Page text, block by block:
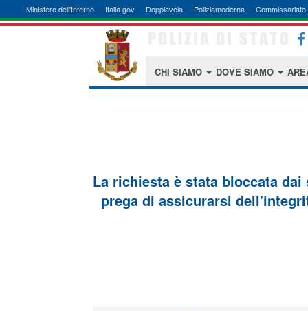
Ministero dell'Interno Italia.gov Doppiavela Poliziamoderna Commissariato
CHI SIAMO DOVE SIAMO
La richiesta è stata bloccata
prega di assicurarsi